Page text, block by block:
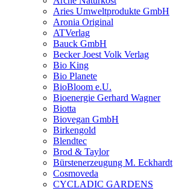
Aries Umweltprodukte GmbH
Aronia Original
ATVerlag
Bauck GmbH
Becker Joest Volk Verlag
Bio King
Bio Planete
BioBloom e.U.
Bioenergie Gerhard Wagner
Biotta
Biovegan GmbH
Birkengold
Blendtec
Brod & Taylor
Bürstenerzeugung M. Eckhardt
Cosmoveda
CYCLADIC GARDENS